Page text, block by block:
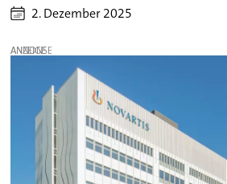
2. Dezember 2025
ANZEIGE